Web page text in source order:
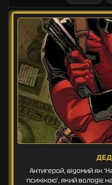
Антигерой, відомий як
психікою', який володіє